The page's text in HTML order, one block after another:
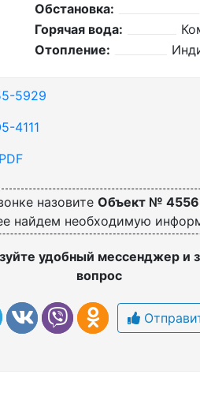
Обстановка:
Горячая вода:
Отопление:
5929
4111
назовите Объект № 4556
найдем необходимую
удобный мессенджер и
вопрос